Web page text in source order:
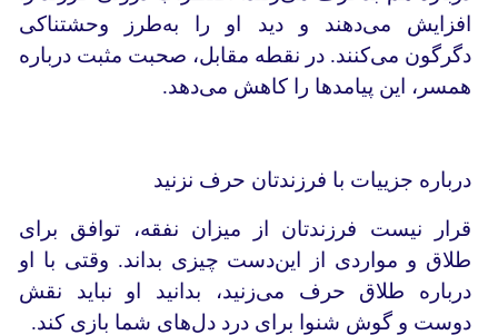
افزایش می‌دهند و دید او را به‌طرز وحشتناکی
دگرگون می‌کنند. در نقطه مقابل، صحبت مثبت درباره
همسر، این پیامدها را کاهش می‌دهد.
درباره جزییات با فرزندتان حرف نزنید
قرار نیست فرزندتان از میزان نفقه، توافق‌ برای
طلاق و مواردی از این‌‌دست چیزی بداند. وقتی با او
درباره طلاق حرف می‌زنید، بدانید او نباید نقش
دوست و گوش شنوا برای درد دل‌های شما بازی کند.